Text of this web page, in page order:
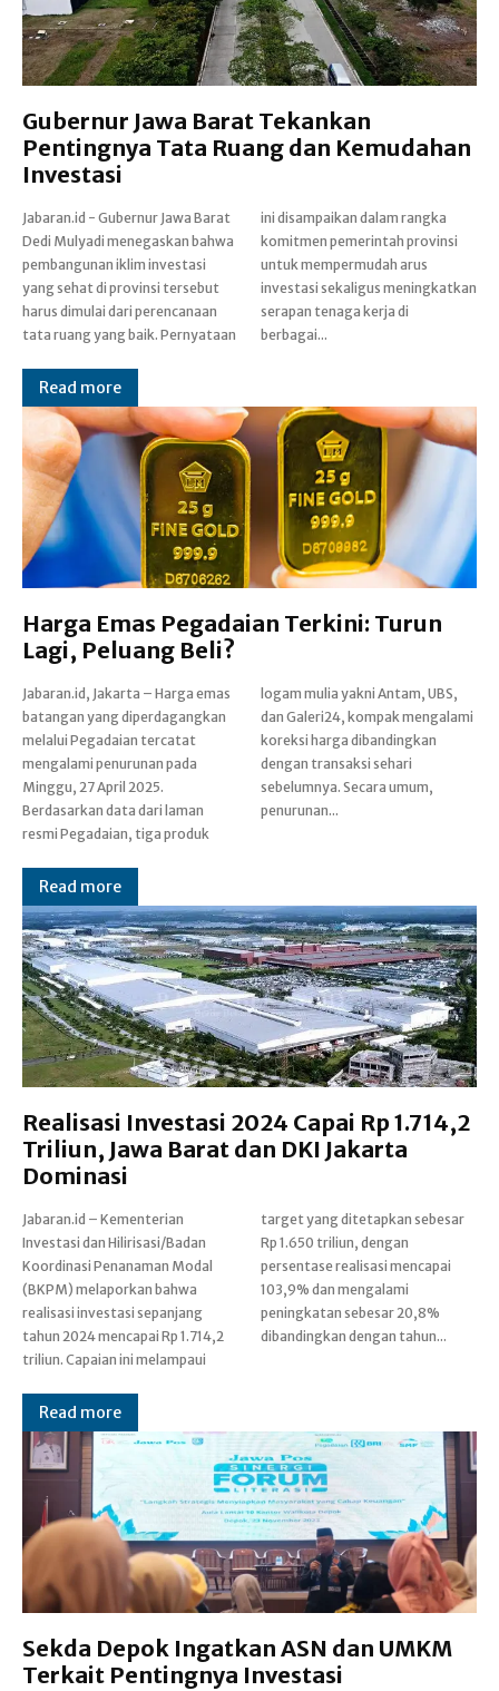
Gubernur Jawa Barat Tekankan
Pentingnya Tata Ruang dan Kemudahan
Investasi
Jabaran.id - Gubernur Jawa Barat
Dedi Mulyadi menegaskan bahwa
pembangunan iklim investasi
yang sehat di provinsi tersebut
harus dimulai dari perencanaan
tata ruang yang baik. Pernyataan
ini disampaikan dalam rangka
komitmen pemerintah provinsi
untuk mempermudah arus
investasi sekaligus meningkatkan
serapan tenaga kerja di
berbagai...
Read more
Harga Emas Pegadaian Terkini: Turun
Lagi, Peluang Beli?
Jabaran.id, Jakarta – Harga emas
batangan yang diperdagangkan
melalui Pegadaian tercatat
mengalami penurunan pada
Minggu, 27 April 2025.
Berdasarkan data dari laman
resmi Pegadaian, tiga produk
logam mulia yakni Antam, UBS,
dan Galeri24, kompak mengalami
koreksi harga dibandingkan
dengan transaksi sehari
sebelumnya. Secara umum,
penurunan...
Read more
Realisasi Investasi 2024 Capai Rp 1.714,2
Triliun, Jawa Barat dan DKI Jakarta
Dominasi
Jabaran.id – Kementerian
Investasi dan Hilirisasi/Badan
Koordinasi Penanaman Modal
(BKPM) melaporkan bahwa
realisasi investasi sepanjang
tahun 2024 mencapai Rp 1.714,2
triliun. Capaian ini melampaui
target yang ditetapkan sebesar
Rp 1.650 triliun, dengan
persentase realisasi mencapai
103,9% dan mengalami
peningkatan sebesar 20,8%
dibandingkan dengan tahun...
Read more
Sekda Depok Ingatkan ASN dan UMKM
Terkait Pentingnya Investasi